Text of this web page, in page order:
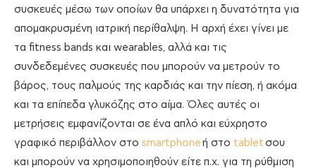
συσκευές μέσω των οποίων θα υπάρχει η δυνατότητα για
απομακρυσμένη ιατρική περίθαλψη. Η αρχή έχει γίνει με
τα fitness bands και wearables, αλλά και τις
συνδεδεμένες συσκευές που μπορούν να μετρούν το
βάρος, τους παλμούς της καρδιάς και την πίεση, ή ακόμα
και τα επίπεδα γλυκόζης στο αίμα. Όλες αυτές οι
μετρήσεις εμφανίζονται σε ένα απλό και εύχρηστο
γραφικό περιβάλλον στο smartphone ή στο tablet σου
και μπορούν να χρησιμοποιηθούν είτε π.χ. για τη ρύθμιση